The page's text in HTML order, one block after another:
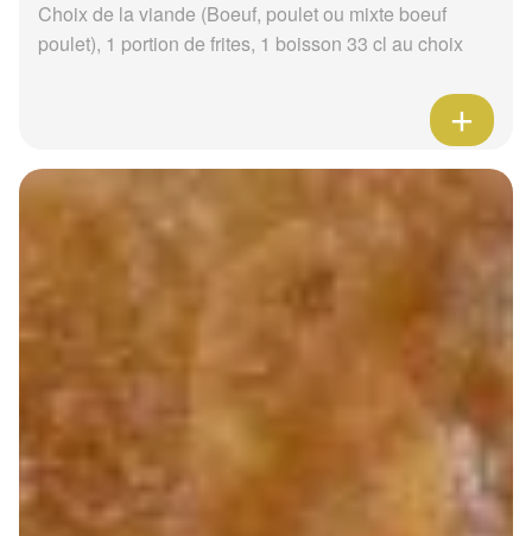
Choix de la viande (Boeuf, poulet ou mixte boeuf
poulet), 1 portion de frites, 1 boisson 33 cl au choix